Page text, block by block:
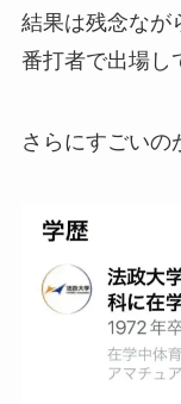
結果は残念なが
番打者で出場し
さらにすごいの